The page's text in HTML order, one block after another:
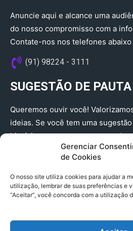
Gerenciar
de Cookies
O nosso site utiliza cookies para ajudar a
utilização, lembrar de suas preferências e
“Aceitar”, você concorda com a utilização
Anuncie aqui e alcance uma
do nosso compromisso com a
Contate-nos nos telefones abaixo
(91) 98224 - 3111
SUGESTÃO DE PAUTA
Queremos ouvir você!
ideias. Se você tem uma
história que merece ser contada,
(91) 98224 - 3111